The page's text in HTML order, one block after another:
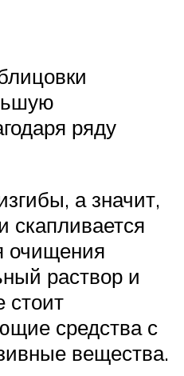
ряду
а значит,
скапливается
очищения
раствор и
стоит
средства с
вещества.